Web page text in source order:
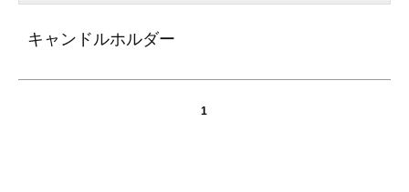
キャンドルホルダー
1